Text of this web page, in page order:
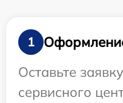
1
Оставьте
сервисного